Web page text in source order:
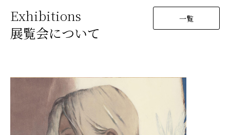
Exhibitions
展覧会について
一覧